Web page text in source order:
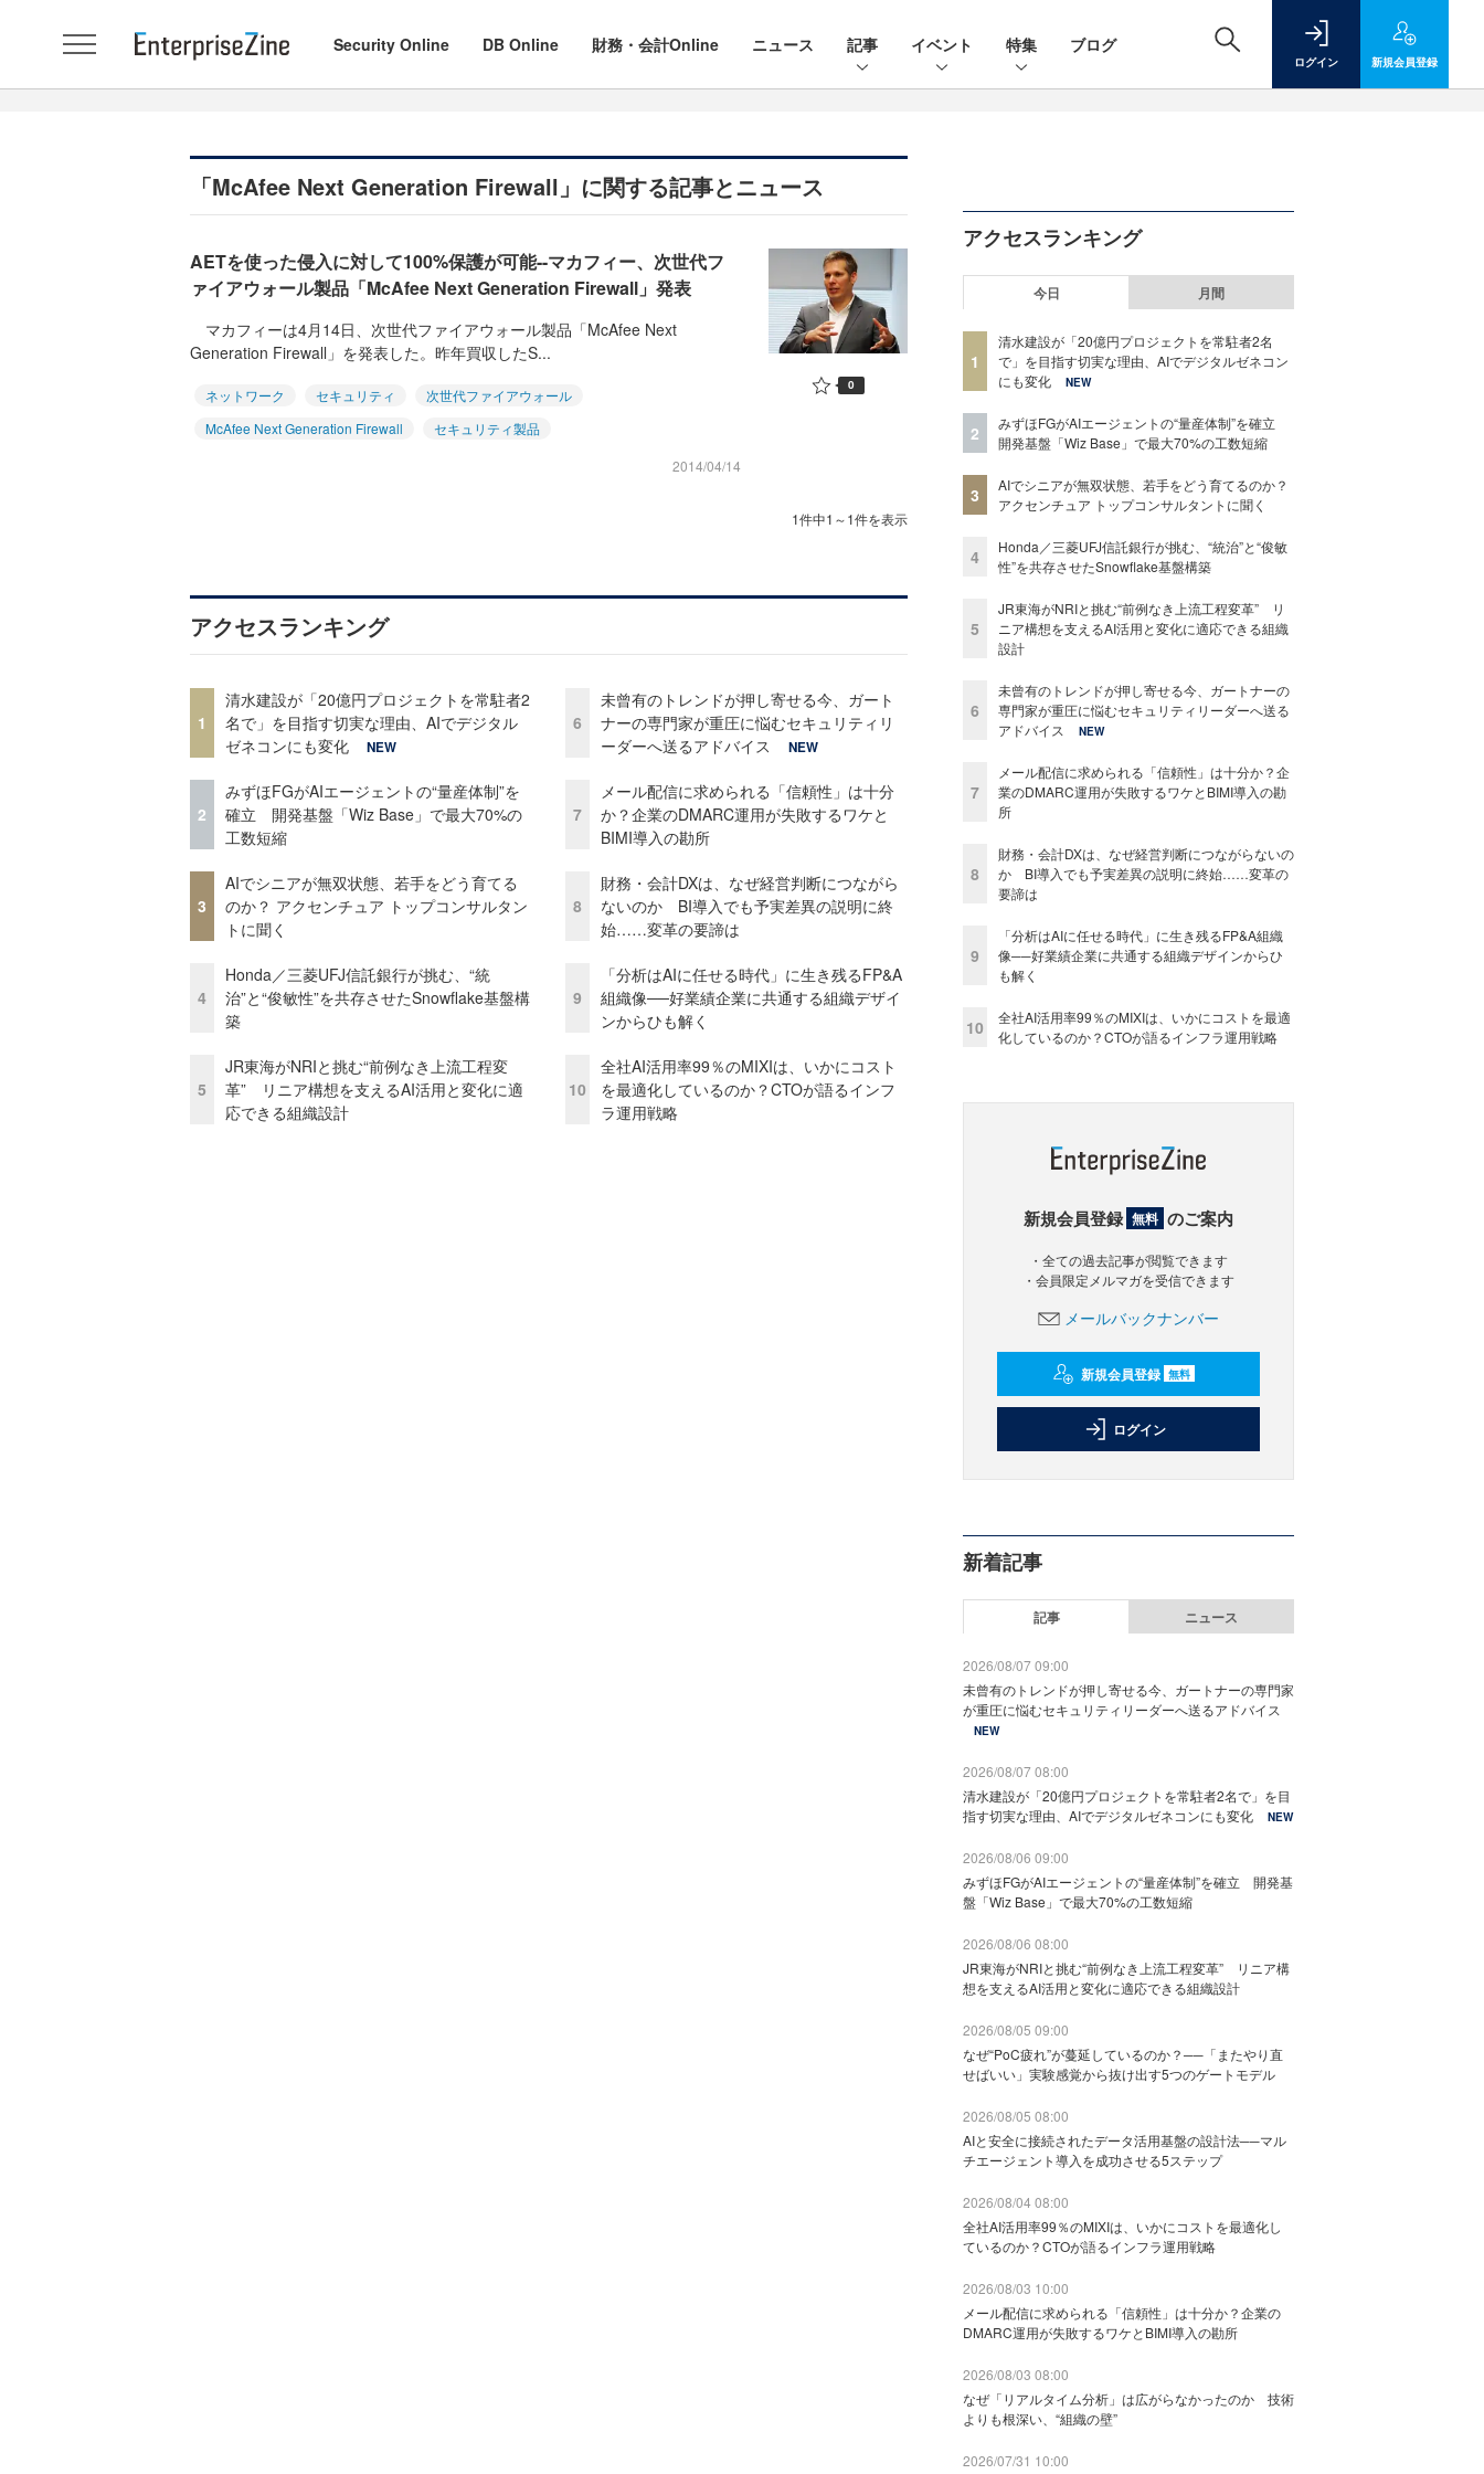
Security Online DB Online 財務・会計Online ニュース 記事 イベント 特集 ブログ
ログイン 新規会員登録
「McAfee Next Generation Firewall」に関する記事とニュース
AETを使った侵入に対して100%保護が可能--マカフィー、次世代フ
ァイアウォール製品「McAfee Next Generation Firewall」発表
マカフィーは4月14日、次世代ファイアウォール製品「McAfee Next
Generation Firewall」を発表した。昨年買収したS...
ネットワーク セキュリティ
次世代ファイアウォール
McAfee Next Generation Firewall
セキュリティ製品
2014/04/14
0
1件中1～1件を表示
アクセスランキング
1
清水建設が「20億円プロジェクトを常駐者2
名で」を目指す切実な理由、AIでデジタル
ゼネコンにも変化
NEW
2
みずほFGがAIエージェントの“量産体制”を
確立 開発基盤「Wiz Base」で最大70%の
工数短縮
3
AIでシニアが無双状態、若手をどう育てる
のか？ アクセンチュア トップコンサルタン
トに聞く
4
Honda／三菱UFJ信託銀行が挑む、“統
治”と“俊敏性”を共存させたSnowflake基盤構
築
5
JR東海がNRIと挑む“前例なき上流工程変
革” リニア構想を支えるAI活用と変化に適
応できる組織設計
6
未曾有のトレンドが押し寄せる今、ガート
ナーの専門家が重圧に悩むセキュリティリ
ーダーへ送るアドバイス
NEW
7
メール配信に求められる「信頼性」は十分
か？企業のDMARC運用が失敗するワケと
BIMI導入の勘所
8
財務・会計DXは、なぜ経営判断につながら
ないのか BI導入でも予実差異の説明に終
始……変革の要諦は
9
「分析はAIに任せる時代」に生き残るFP&A
組織像──好業績企業に共通する組織デザイ
ンからひも解く
10
全社AI活用率99％のMIXIは、いかにコスト
を最適化しているのか？CTOが語るインフ
ラ運用戦略
アクセスランキング
今日 月間
1
清水建設が「20億円プロジェクトを常駐者2名
で」を目指す切実な理由、AIでデジタルゼネコン
にも変化
NEW
2
みずほFGがAIエージェントの“量産体制”を確立
開発基盤「Wiz Base」で最大70%の工数短縮
3
AIでシニアが無双状態、若手をどう育てるのか？
アクセンチュア トップコンサルタントに聞く
4
Honda／三菱UFJ信託銀行が挑む、“統治”と“俊敏
性”を共存させたSnowflake基盤構築
5
JR東海がNRIと挑む“前例なき上流工程変革” リ
ニア構想を支えるAI活用と変化に適応できる組織
設計
6
未曾有のトレンドが押し寄せる今、ガートナーの
専門家が重圧に悩むセキュリティリーダーへ送る
アドバイス
NEW
7
メール配信に求められる「信頼性」は十分か？企
業のDMARC運用が失敗するワケとBIMI導入の勘
所
8
財務・会計DXは、なぜ経営判断につながらないの
か BI導入でも予実差異の説明に終始……変革の
要諦は
9
「分析はAIに任せる時代」に生き残るFP&A組織
像──好業績企業に共通する組織デザインからひ
も解く
10
全社AI活用率99％のMIXIは、いかにコストを最適
化しているのか？CTOが語るインフラ運用戦略
新規会員登録 無料 のご案内
・全ての過去記事が閲覧できます
・会員限定メルマガを受信できます
メールバックナンバー
新規会員登録 無料
ログイン
新着記事
記事 ニュース
2026/08/07 09:00
未曾有のトレンドが押し寄せる今、ガートナーの専門家
が重圧に悩むセキュリティリーダーへ送るアドバイス
NEW
2026/08/07 08:00
清水建設が「20億円プロジェクトを常駐者2名で」を目
指す切実な理由、AIでデジタルゼネコンにも変化
NEW
2026/08/06 09:00
みずほFGがAIエージェントの“量産体制”を確立 開発基
盤「Wiz Base」で最大70%の工数短縮
2026/08/06 08:00
JR東海がNRIと挑む“前例なき上流工程変革” リニア構
想を支えるAI活用と変化に適応できる組織設計
2026/08/05 09:00
なぜ“PoC疲れ”が蔓延しているのか？──「またやり直
せばいい」実験感覚から抜け出す5つのゲートモデル
2026/08/05 08:00
AIと安全に接続されたデータ活用基盤の設計法──マル
チエージェント導入を成功させる5ステップ
2026/08/04 08:00
全社AI活用率99％のMIXIは、いかにコストを最適化し
ているのか？CTOが語るインフラ運用戦略
2026/08/03 10:00
メール配信に求められる「信頼性」は十分か？企業の
DMARC運用が失敗するワケとBIMI導入の勘所
2026/08/03 08:00
なぜ「リアルタイム分析」は広がらなかったのか 技術
よりも根深い、“組織の壁”
2026/07/31 10:00